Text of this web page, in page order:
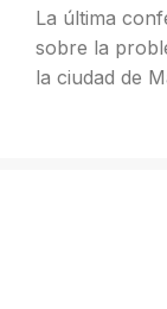
La última
sobre la
la ciudad de